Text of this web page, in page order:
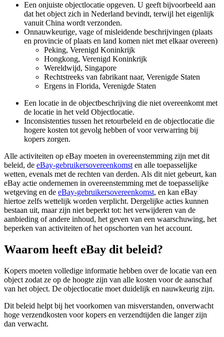
Een onjuiste objectlocatie opgeven. U geeft bijvoorbeeld aan
dat het object zich in Nederland bevindt, terwijl het eigenlijk
vanuit China wordt verzonden.
Onnauwkeurige, vage of misleidende beschrijvingen (plaats
en provincie of plaats en land komen niet met elkaar overeen)
Peking, Verenigd Koninkrijk
Hongkong, Verenigd Koninkrijk
Wereldwijd, Singapore
Rechtstreeks van fabrikant naar, Verenigde Staten
Ergens in Florida, Verenigde Staten
Een locatie in de objectbeschrijving die niet overeenkomt met
de locatie in het veld Objectlocatie.
Inconsistenties tussen het retourbeleid en de objectlocatie die
hogere kosten tot gevolg hebben of voor verwarring bij
kopers zorgen.
Alle activiteiten op eBay moeten in overeenstemming zijn met dit
beleid, de eBay-gebruikersovereenkomst en alle toepasselijke
wetten, evenals met de rechten van derden. Als dit niet gebeurt, kan
eBay actie ondernemen in overeenstemming met de toepasselijke
wetgeving en de eBay-gebruikersovereenkomst, en kan eBay
hiertoe zelfs wettelijk worden verplicht. Dergelijke acties kunnen
bestaan uit, maar zijn niet beperkt tot: het verwijderen van de
aanbieding of andere inhoud, het geven van een waarschuwing, het
beperken van activiteiten of het opschorten van het account.
Waarom heeft eBay dit beleid?
Kopers moeten volledige informatie hebben over de locatie van een
object zodat ze op de hoogte zijn van alle kosten voor de aanschaf
van het object. De objectlocatie moet duidelijk en nauwkeurig zijn.
Dit beleid helpt bij het voorkomen van misverstanden, onverwacht
hoge verzendkosten voor kopers en verzendtijden die langer zijn
dan verwacht.